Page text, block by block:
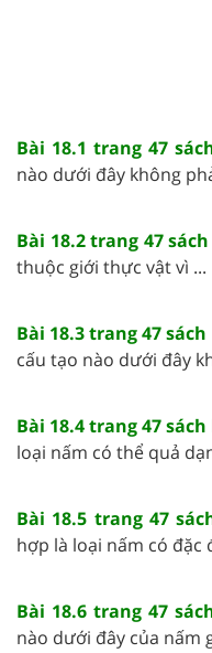
Bài 18.1 trang 47
nào dưới đây không
Bài 18.2 trang 47
thuộc giới thực vật vì ...
Bài 18.3 trang 47
cấu tạo nào dưới đây
Bài 18.4 trang 47
loại nấm có thể quả
Bài 18.5 trang 47
hợp là loại nấm có đặc
Bài 18.6 trang 47
nào dưới đây của nấm